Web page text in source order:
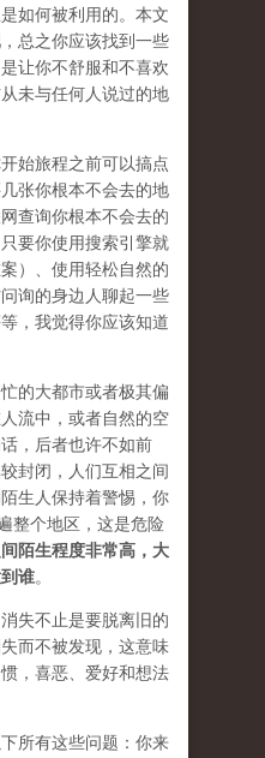
如何被利用的。本文
总之你应该找到一些
让你不舒服和不喜欢
未与任何人说过的地
始旅程之前可以搞点
张你根本不会去的地
查询你根本不会去的
要你使用搜索引擎就
）、使用轻松自然的
询的身边人聊起一些
，我觉得你应该知道
的大都市或者极其偏
流中，或者自然的空
，后者也许不如前
封闭，人们互相之间
生人保持着警惕，你
整个地区，这是危险
陌生程度非常高，大
谁。
失不止是要脱离旧的
而不被发现，这意味
，喜恶、爱好和想法
所有这些问题：你来